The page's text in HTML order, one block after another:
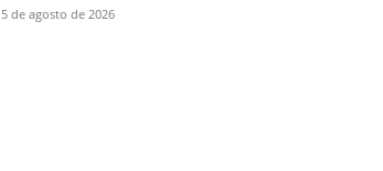
5 de agosto de 2026